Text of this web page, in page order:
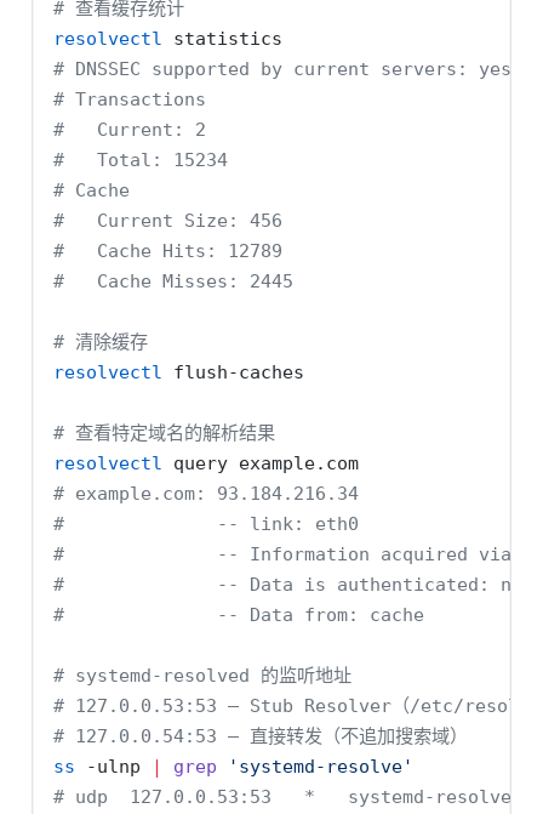
# 查看缓存统计
resolvectl statistics
# DNSSEC supported by current servers: yes
# Transactions
#   Current: 2
#   Total: 15234
# Cache
#   Current Size: 456
#   Cache Hits: 12789
#   Cache Misses: 2445
# 清除缓存
resolvectl flush-caches
# 查看特定域名的解析结果
resolvectl query example.com
# example.com: 93.184.216.34
#              -- link: eth0
#              -- Information acquired via
#              -- Data is authenticated: no;
#              -- Data from: cache
# systemd-resolved 的监听地址
# 127.0.0.53:53 — Stub Resolver（/etc/
# 127.0.0.54:53 — 直接转发（不追加搜索域）
ss
-ulnp | grep
'systemd-resolve'
# udp  127.0.0.53:53   *   systemd-resolve